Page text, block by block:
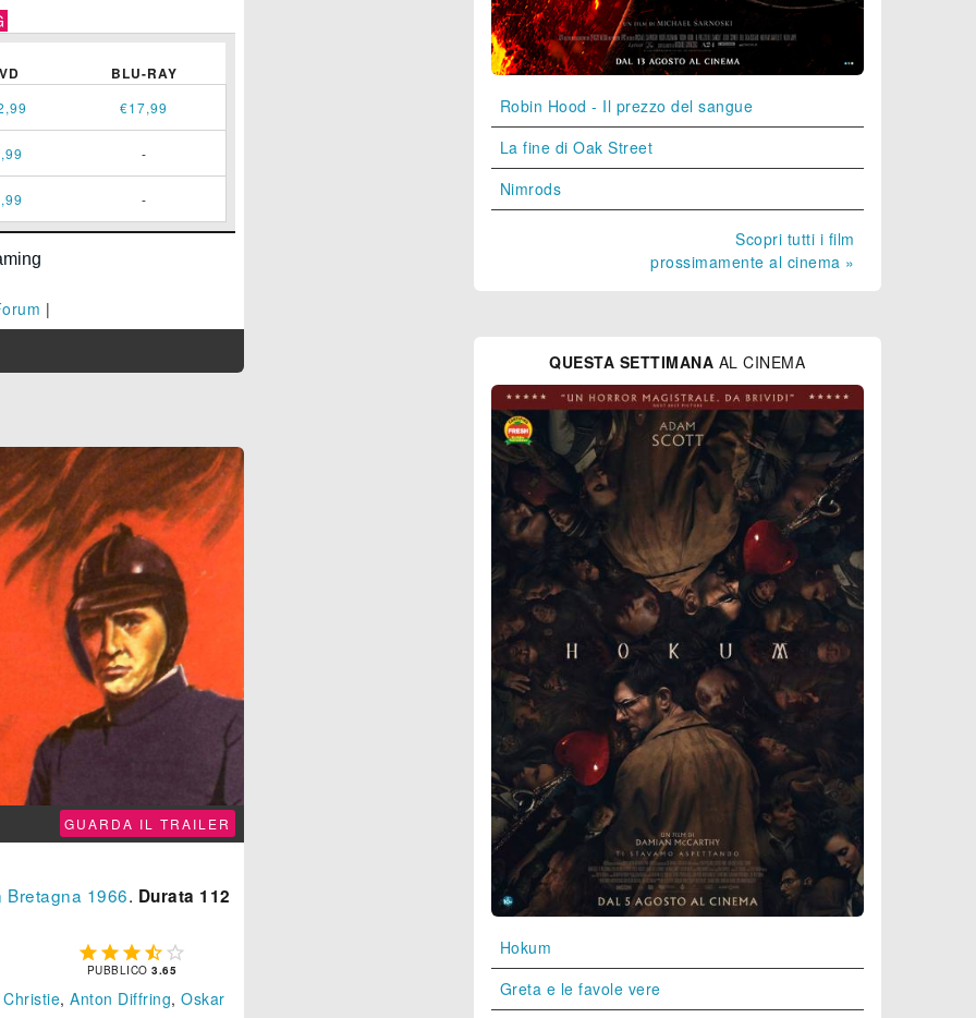
BLU-RAY
€17,99
-
-
|
GUARDA IL TRAILER
Bretagna 1966. Durata 112
    
PUBBLICO3.65
, Anton Diffring, Oskar
Robin Hood - Il prezzo del sangue
La fine di Oak Street
Nimrods
Scopri tutti i film
prossimamente al cinema »
QUESTA SETTIMANA AL CINEMA
Hokum
Greta e le favole vere